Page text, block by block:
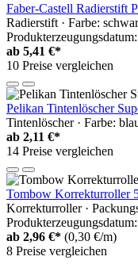
Faber-Castell Radierstift
Radierstift · Farbe:
ab 5,41 €*
10 Preise vergleichen
Pelikan Tintenlöscher
Tintenlöscher · Farbe:
ab 2,11 €*
14 Preise vergleichen
Tombow Korrekturroller
Korrekturroller ·
ab 2,96 €* (0,30 €/m)
8 Preise vergleichen